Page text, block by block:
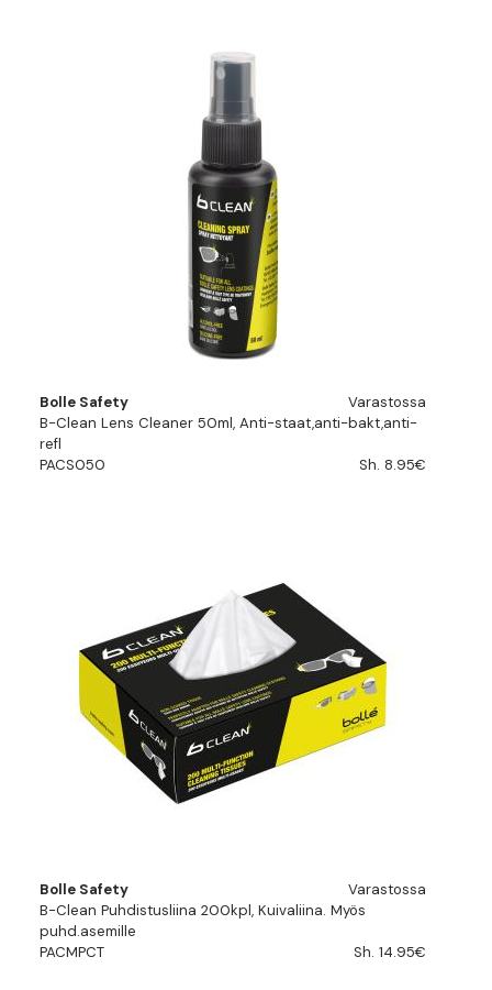
Bolle Safety
Varastossa
B-Clean Lens Cleaner 50ml, Anti-staat,anti-bakt,anti-
refl
PACS050
Sh. 8.95€
Bolle Safety
Varastossa
B-Clean Puhdistusliina 200kpl, Kuivaliina. Myös
puhd.asemille
PACMPCT
Sh. 14.95€